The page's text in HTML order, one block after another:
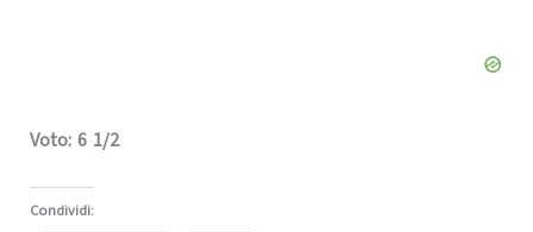
Voto: 6 1/2
Condividi: